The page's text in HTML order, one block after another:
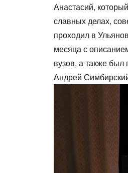
Анастасий,
славных делах,
проходил в
месяца с
вузов, а также был
Андрей